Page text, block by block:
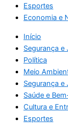
Esportes
Economia e
Início
Segurança e
Política
Meio
Segurança e
Saúde e
Cultura e
Esportes